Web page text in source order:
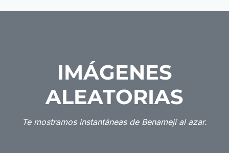
IMÁGENES
ALEATORIAS
Te mostramos instantáneas de Benamejí al azar.